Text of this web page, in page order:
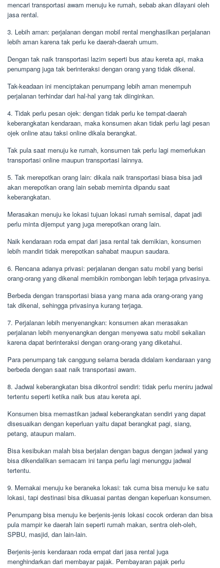
mencari transportasi awam menuju ke rumah, sebab akan dilayani oleh
jasa rental.
3. Lebih aman: perjalanan dengan mobil rental menghasilkan perjalanan
lebih aman karena tak perlu ke daerah-daerah umum.
Dengan tak naik transportasi lazim seperti bus atau kereta api, maka
penumpang juga tak berinteraksi dengan orang yang tidak dikenal.
Tak-keadaan ini menciptakan penumpang lebih aman menempuh
perjalanan terhindar dari hal-hal yang tak diinginkan.
4. Tidak perlu pesan ojek: dengan tidak perlu ke tempat-daerah
keberangkatan kendaraan, maka konsumen akan tidak perlu lagi pesan
ojek online atau taksi online dikala berangkat.
Tak pula saat menuju ke rumah, konsumen tak perlu lagi memerlukan
transportasi online maupun transportasi lainnya.
5. Tak merepotkan orang lain: dikala naik transportasi biasa bisa jadi
akan merepotkan orang lain sebab meminta dipandu saat
keberangkatan.
Merasakan menuju ke lokasi tujuan lokasi rumah semisal, dapat jadi
perlu minta dijemput yang juga merepotkan orang lain.
Naik kendaraan roda empat dari jasa rental tak demikian, konsumen
lebih mandiri tidak merepotkan sahabat maupun saudara.
6. Rencana adanya privasi: perjalanan dengan satu mobil yang berisi
orang-orang yang dikenal membikin rombongan lebih terjaga privasinya.
Berbeda dengan transportasi biasa yang mana ada orang-orang yang
tak dikenal, sehingga privasinya kurang terjaga.
7. Perjalanan lebih menyenangkan: konsumen akan merasakan
perjalanan lebih menyenangkan dengan menyewa satu mobil sekalian
karena dapat berinteraksi dengan orang-orang yang diketahui.
Para penumpang tak canggung selama berada didalam kendaraan yang
berbeda dengan saat naik transportasi awam.
8. Jadwal keberangkatan bisa dikontrol sendiri: tidak perlu meniru jadwal
tertentu seperti ketika naik bus atau kereta api.
Konsumen bisa memastikan jadwal keberangkatan sendiri yang dapat
disesuaikan dengan keperluan yaitu dapat berangkat pagi, siang,
petang, ataupun malam.
Bisa kesibukan malah bisa berjalan dengan bagus dengan jadwal yang
bisa dikendalikan semacam ini tanpa perlu lagi menunggu jadwal
tertentu.
9. Memakai menuju ke beraneka lokasi: tak cuma bisa menuju ke satu
lokasi, tapi destinasi bisa dikuasai pantas dengan keperluan konsumen.
Penumpang bisa menuju ke berjenis-jenis lokasi cocok orderan dan bisa
pula mampir ke daerah lain seperti rumah makan, sentra oleh-oleh,
SPBU, masjid, dan lain-lain.
Berjenis-jenis kendaraan roda empat dari jasa rental juga
menghindarkan dari membayar pajak. Pembayaran pajak perlu